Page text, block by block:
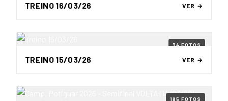
TREINO 16/03/26 VER →
34 FOTOS
TREINO 15/03/26 VER →
185 FOTOS